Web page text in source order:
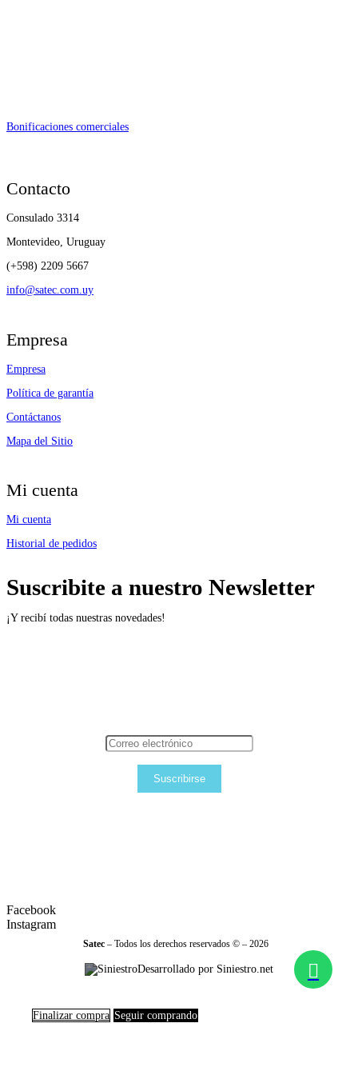
Bonificaciones comerciales
Contacto
Consulado 3314
Montevideo, Uruguay
(+598) 2209 5667
info@satec.com.uy
Empresa
Empresa
Política de garantía
Contáctanos
Mapa del Sitio
Mi cuenta
Mi cuenta
Historial de pedidos
Suscribite a nuestro Newsletter
¡Y recibí todas nuestras novedades!
Suscribirse
Facebook
Instagram
Satec – Todos los derechos reservados © – 2026
Desarrollado por Siniestro.net
Finalizar compra Seguir comprando